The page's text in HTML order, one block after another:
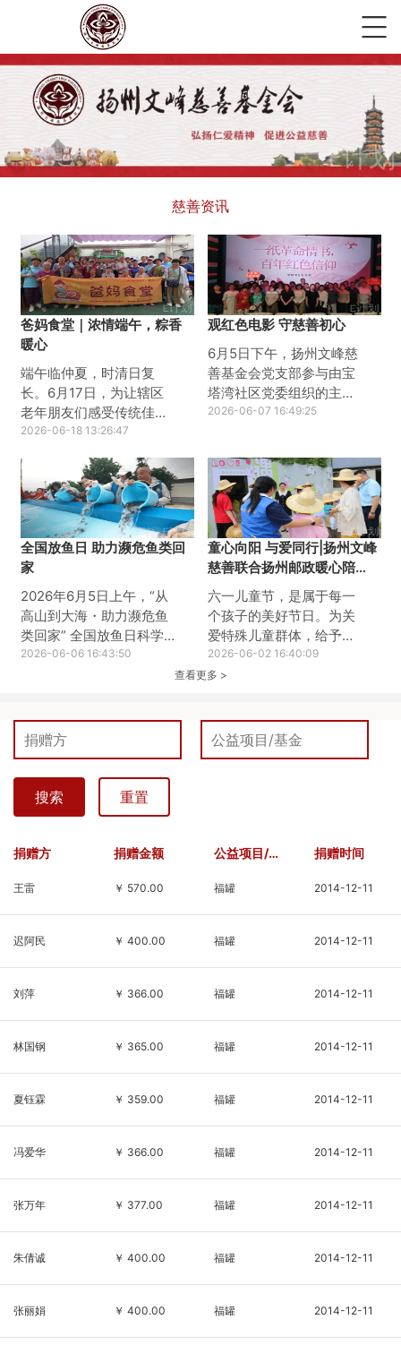
慈善资讯
爸妈食堂｜浓情端午，粽香
暖心
端午临仲夏，时清日复
长。6月17日，为让辖区
老年朋友们感受传统佳节
暖意，扬州文峰慈善基金
德基金会共同开展爸妈食
堂端午包粽子主题活动，
与老人们共迎安康佳节。
活动现场工作人员提前备
好粽叶、糯米、蜜枣、红
豆等新鲜食材，老人们与
志愿者们围坐一桌，分工
协作、有说有笑。捋粽
叶、填糯米、放馅料、捆
棉线，一双双布满岁月痕
端午习
2026-06-18 13:26:47
观红色电影 守慈善初心
6月5日下午，扬州文峰慈
善基金会党支部参与由宝
塔湾社区党委组织的主题
党日活动，集中观看红色
载体，讲述了跨越山海、
跨越岁月的家国深情与信
义善良，用小人物，真性
情、大情怀带来深刻的思
想触动与精神洗礼，为全
体党员上了一堂生动鲜
活、意蕴深厚的党性教育
课。此次红色观影活动，
淬炼了党员的党性修养，
夯实了初心使命。扬州文
峰慈善基金会党支部将汲
2026-06-07 16:49:25
全国放鱼日 助力濒危鱼类回
家
2026年6月5日上午，“从
高山到大海・助力濒危鱼
类回家” 全国放鱼日科学
增殖放流活动在扬州市广
指导，民革扬州市委会、
长江生态保护基金会主
办，扬州文峰慈善基金
会、泰兴市庆云慈善会、
民革广陵基层委承办，扬
协办。此次活动共放流长
6115尾。本次活动旨在促
进长江流域生物多样性的
2026-06-06 16:43:50
童心向阳 与爱同行|扬州文峰
慈善联合扬州邮政暖心陪
伴“星星孩子”
六一儿童节，是属于每一
个孩子的美好节日。为关
爱特殊儿童群体，给予自
闭症儿童更多陪伴、温暖
与社会关怀，今天，扬州
局，走进甘泉博爱阳光家
园，开展六一儿童节暖心
工与邮政工作人员一同来
碌、静心陪伴，用耐心与
温柔贴近这群纯粹善良
场气氛温
2026-06-02 16:40:09
查看更多 >
搜索 重置
捐赠方 捐赠金额 公益项目/基金 捐赠时间
王雷 ￥ 570.00 福罐 2014-12-11
迟阿民 ￥ 400.00 福罐 2014-12-11
刘萍 ￥ 366.00 福罐 2014-12-11
林国钢 ￥ 365.00 福罐 2014-12-11
夏钰霖 ￥ 359.00 福罐 2014-12-11
冯爱华 ￥ 366.00 福罐 2014-12-11
张万年 ￥ 377.00 福罐 2014-12-11
朱倩诚 ￥ 400.00 福罐 2014-12-11
张丽娟 ￥ 400.00 福罐 2014-12-11